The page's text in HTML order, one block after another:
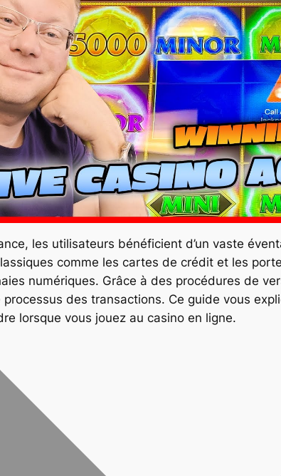
les utilisateurs bénéficient d’un vaste
comme les cartes de crédit et les
numériques. Grâce à des procédures de
des transactions. Ce guide vous
lorsque vous jouez au casino en ligne.